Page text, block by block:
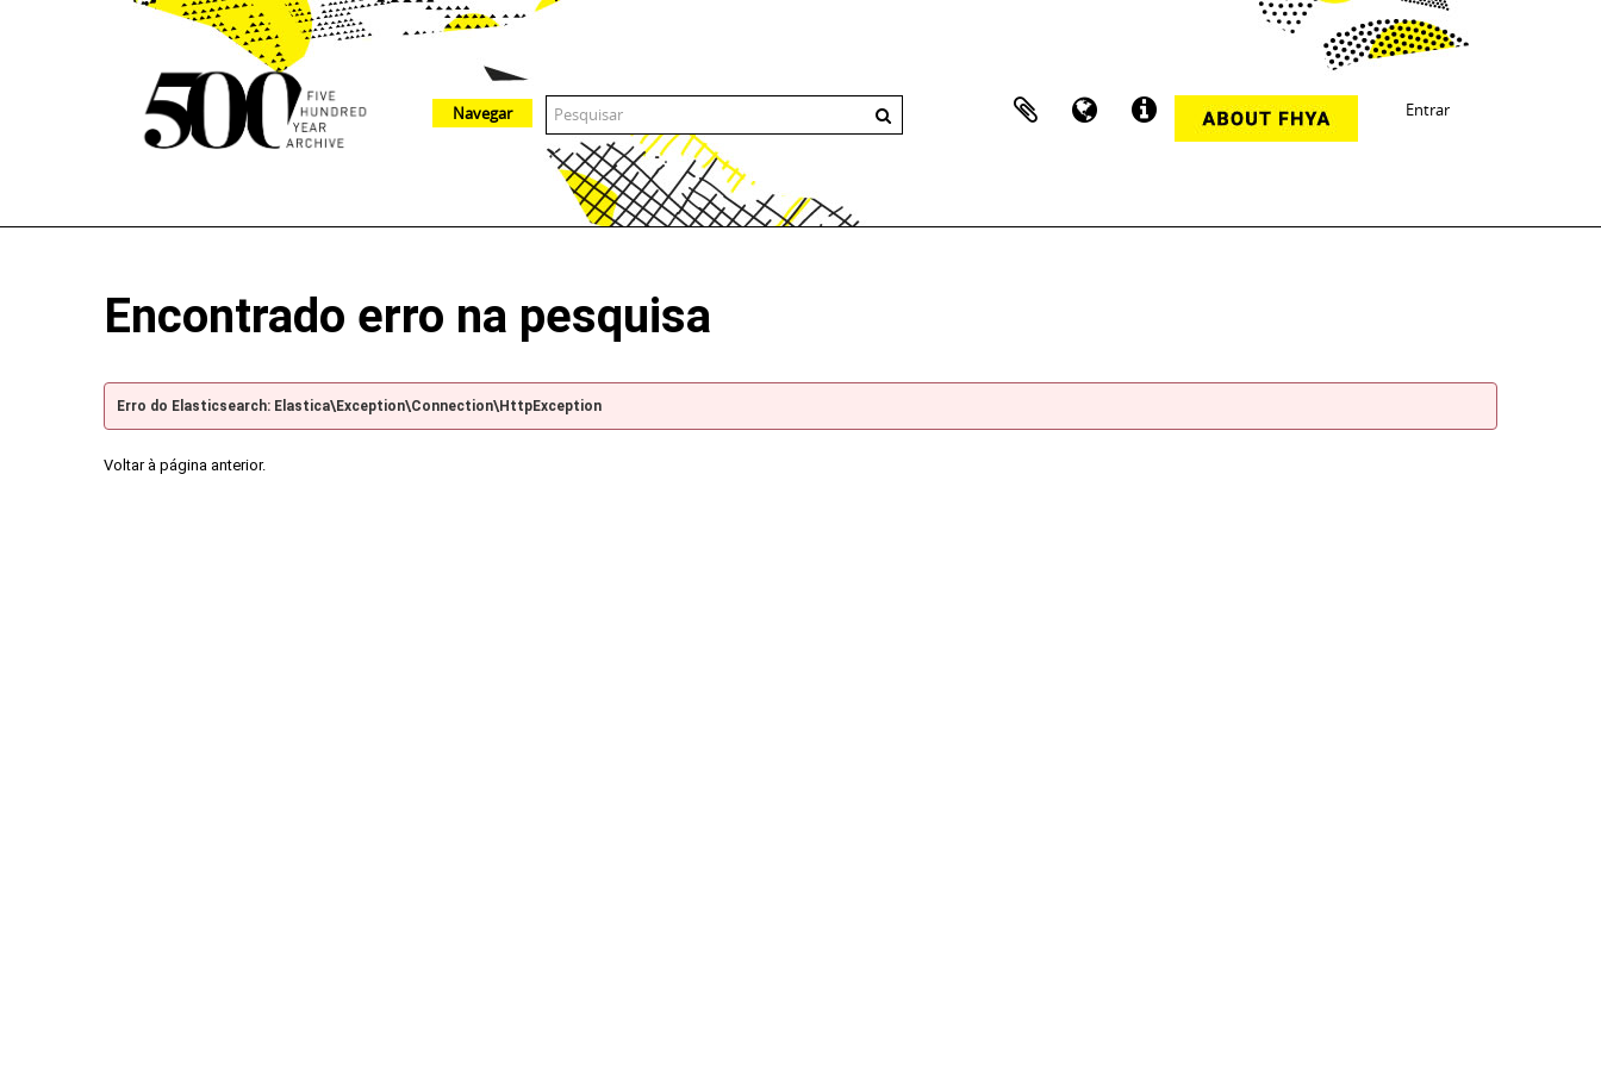
Entrar
Navegar
Encontrado erro na pesquisa
Erro do Elasticsearch: Elastica\Exception\Connection\HttpException
Voltar à página anterior.